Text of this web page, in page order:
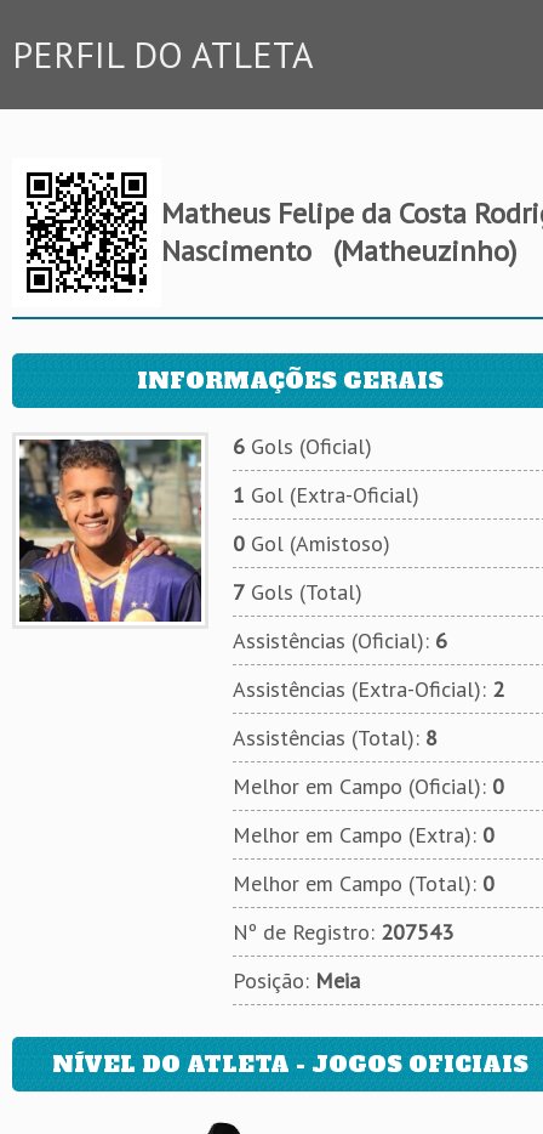
PERFIL DO ATLETA
Matheus Felipe da Costa
Nascimento
(Matheuzinho)
INFORMAÇÕES GERAIS
6Gols (Oficial)
1 Gol (Extra-Oficial)
0Gol (Amistoso)
7Gols (Total)
Assistências (Oficial): 6
Assistências (Extra-Oficial): 2
Assistências (Total): 8
Melhor em Campo (Oficial): 0
Melhor em Campo (Extra): 0
Melhor em Campo (Total): 0
Nº de Registro: 207543
Posição: Meia
NÍVEL DO ATLETA - JOGOS OFICIAIS